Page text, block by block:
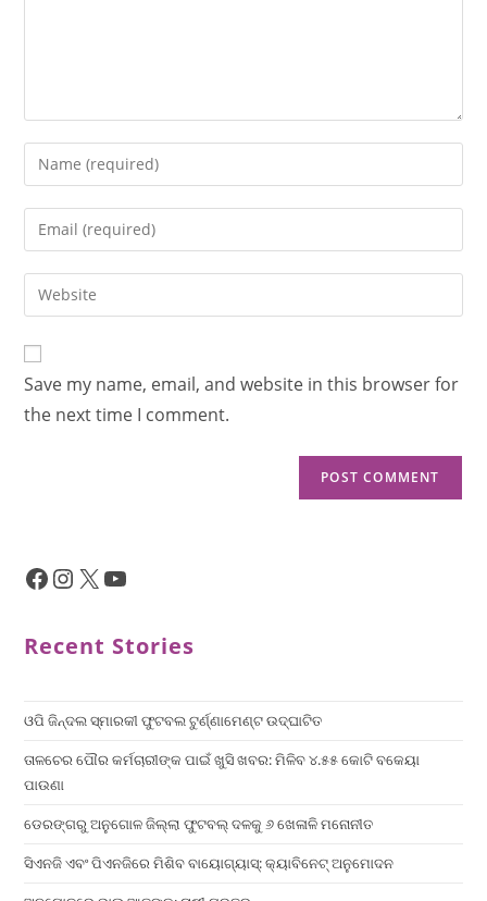
Save my name, email, and website in this browser for
the next time I comment.
Recent Stories
ଓପି ଜିନ୍ଦଲ ସ୍ମାରକୀ ଫୁଟବଲ ଟୁର୍ଣ୍ଣାମେଣ୍ଟ ଉଦ୍ଘାଟିତ
ତାଳଚେର ପୌର କର୍ମଚାରୀଙ୍କ ପାଇଁ ଖୁସି ଖବର: ମିଳିବ ୪.୫୫ କୋଟି ବକେୟା
ପାଉଣା
ଡେରଙ୍ଗରୁ ଅନୁଗୋଳ ଜିଲ୍ଲା ଫୁଟବଲ୍ ଦଳକୁ ୬ ଖେଳାଳି ମନୋନୀତ
ସିଏନଜି ଏବଂ ପିଏନଜିରେ ମିଶିବ ବାୟୋଗ୍ୟାସ୍: କ୍ୟାବିନେଟ୍ ଅନୁମୋଦନ